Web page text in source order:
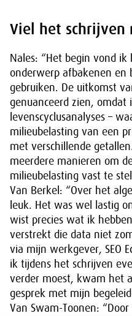
Viel het schrijven
Nales: “Het begin vond
onderwerp afbakenen en
gebruiken. De uitkomst
genuanceerd zien, omdat
levenscyclusanalyses –
milieubelasting van een
met verschillende
meerdere manieren om
milieubelasting vast te
Van Berkel: “Over het
leuk. Het was wel lastig
wist precies wat ik
verstrekt die data niet
via mijn werkgever, SEO
ik tijdens het schrijven
verder moest, kwam het
gesprek met mijn
Van Swam-Toonen: